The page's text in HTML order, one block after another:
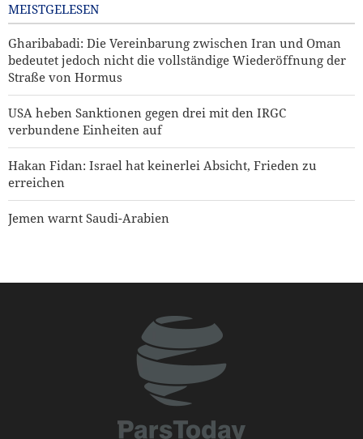
1 day ago
MEISTGELESEN
Gharibabadi: Die Vereinbarung zwischen Iran und Oman
bedeutet jedoch nicht die vollständige Wiederöffnung der
Straße von Hormus
USA heben Sanktionen gegen drei mit den IRGC
verbundene Einheiten auf
Hakan Fidan: Israel hat keinerlei Absicht, Frieden zu
erreichen
Jemen warnt Saudi-Arabien
zerschlagen
Präsident Pezeshkian: Das iranische Volk steht angesichts
der Verschwörungen der Feinde geeint zusammen
Präsident Pezeshkian: Iran unterstützt jede Entscheidung
der palästinensischen Führer im Verhandlungsprozess
Hamas: Der Angriff auf den Norden Jerusalems wird